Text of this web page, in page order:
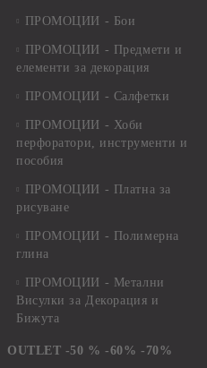
ПРОМОЦИИ - Бои
ПРОМОЦИИ - Предмети и
елементи за декорация
ПРОМОЦИИ - Салфетки
ПРОМОЦИИ - Хоби
перфоратори, инструменти и
пособия
ПРОМОЦИИ - Платна за
рисуване
ПРОМОЦИИ - Полимерна
глина
ПРОМОЦИИ - Метални
Висулки за Декорация и
Бижута
OUTLET -50 % -60% -70%